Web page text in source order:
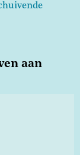
aan